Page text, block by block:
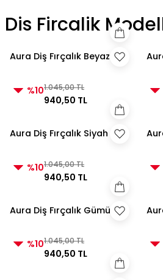
3000 TL ve Üzeri Alışverişlerde Kargo
3000 TL ve Üzeri Alışverişlerde Kargo
3000 TL ve Üzeri Alışverişlerde Kargo
Dis Fircalik
Aura Diş Fırçalık Beyaz
%101.045,00 TL
940,50 TL
Aura Diş Fırçalık Siyah
%101.045,00 TL
940,50 TL
Aura Diş Fırçalık Gümüş
%101.045,00 TL
940,50 TL